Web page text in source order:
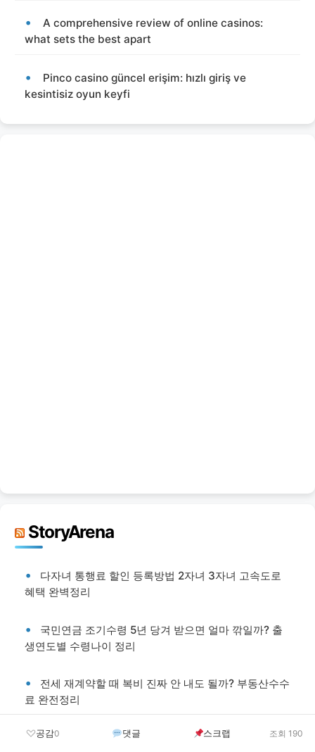
A comprehensive review of online casinos:
what sets the best apart
Pinco casino güncel erişim: hızlı giriş ve
kesintisiz oyun keyfi
StoryArena
다자녀 통행료 할인 등록방법 2자녀 3자녀 고속도로
혜택 완벽정리
국민연금 조기수령 5년 당겨 받으면 얼마 깎일까? 출
생연도별 수령나이 정리
전세 재계약할 때 복비 진짜 안 내도 될까? 부동산수수
료 완전정리
햇살론15 한도 종료됐다는데 통합 후 달라진 대출자격
공감0 댓글 스크랩 조회 190